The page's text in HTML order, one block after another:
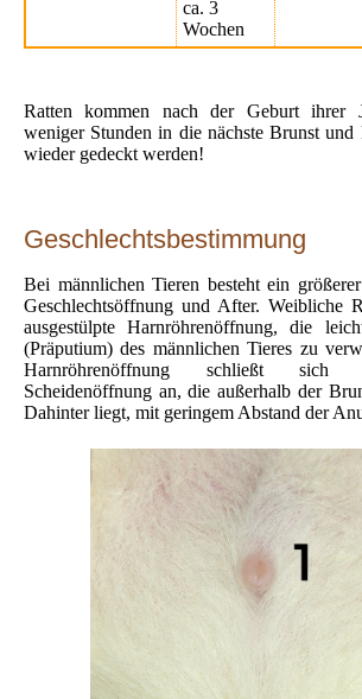
ca. 3
Wochen
Ratten kommen nach der Geburt ihrer
weniger Stunden in die nächste Brunst und
wieder gedeckt werden!
Geschlechtsbestimmung
Bei männlichen Tieren besteht ein
Geschlechtsöffnung und After. Weibliche
ausgestülpte Harnröhrenöffnung, die
(Präputium) des männlichen Tieres zu
Harnröhrenöffnung schließt sich
Scheidenöffnung an, die außerhalb der
Dahinter liegt, mit geringem Abstand der